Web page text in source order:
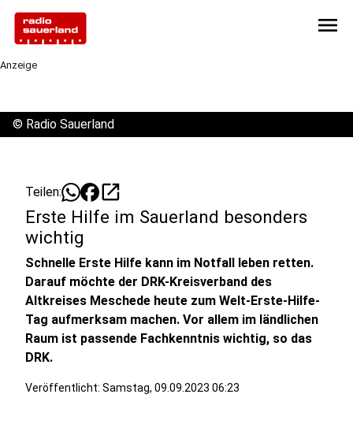
menu
Anzeige
© Radio Sauerland
Teilen: open_in_new
Erste Hilfe im Sauerland besonders
wichtig
Schnelle Erste Hilfe kann im Notfall leben retten.
Darauf möchte der DRK-Kreisverband des
Altkreises Meschede heute zum Welt-Erste-Hilfe-
Tag aufmerksam machen. Vor allem im ländlichen
Raum ist passende Fachkenntnis wichtig, so das
DRK.
Veröffentlicht: Samstag, 09.09.2023 06:23